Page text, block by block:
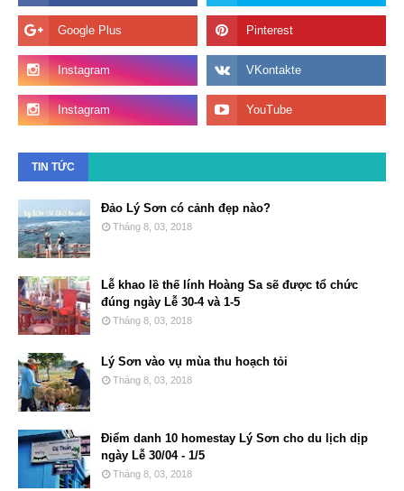
TIN TỨC
Đảo Lý Sơn có cảnh đẹp nào?
Tháng 8, 03, 2018
Lễ khao lề thế lính Hoàng Sa sẽ được tổ chức
đúng ngày Lễ 30-4 và 1-5
Tháng 8, 03, 2018
Lý Sơn vào vụ mùa thu hoạch tỏi
Tháng 8, 03, 2018
Điểm danh 10 homestay Lý Sơn cho du lịch dịp
ngày Lễ 30/04 - 1/5
Tháng 8, 03, 2018